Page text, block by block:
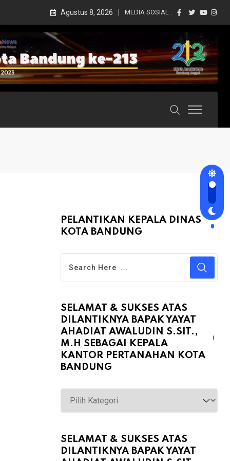
Agustus 8, 2026 MEDIA SOSIAL :
PELANTIKAN KEPALA DINAS
KOTA BANDUNG
SELAMAT & SUKSES ATAS
DILANTIKNYA BAPAK YAYAT
AHADIAT AWALUDIN S.SIT.,
M.H SEBAGAI KEPALA
KANTOR PERTANAHAN KOTA
BANDUNG
Selamat
&
atas
Dilantiknya
SELAMAT & SUKSES ATAS
DILANTIKNYA BAPAK YAYAT